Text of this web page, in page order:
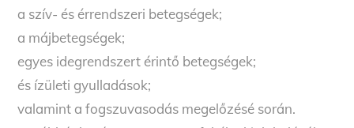
a szív- és érrendszeri betegségek;
a májbetegségek;
egyes idegrendszert érintő betegségek;
és ízületi gyulladások;
valamint a fogszuvasodás megelőzésé során.